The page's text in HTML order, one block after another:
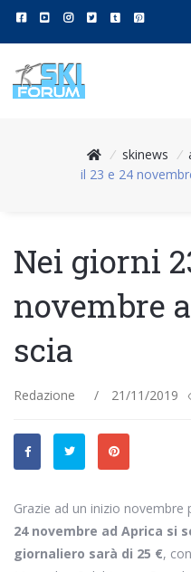
/ skinews /
il 23 e 24
Nei giorni
novembre
scia
Redazione / 21/11/2019
Grazie ad un inizio
24 novembre ad Aprica si
giornaliero sarà di 25 €,